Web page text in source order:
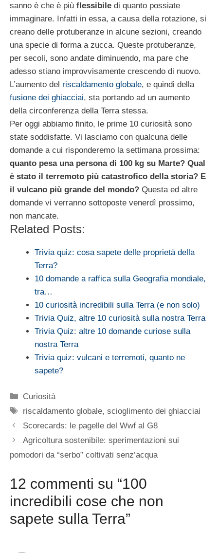
sanno è che è più flessibile di quanto possiate
immaginare. Infatti in essa, a causa della rotazione, si
creano delle protuberanze in alcune sezioni, creando
una specie di forma a zucca. Queste protuberanze,
per secoli, sono andate diminuendo, ma pare che
adesso stiano improvvisamente crescendo di nuovo.
L’aumento del riscaldamento globale, e quindi della
fusione dei ghiacciai, sta portando ad un aumento
della circonferenza della Terra stessa.
Per oggi abbiamo finito, le prime 10 curiosità sono
state soddisfatte. Vi lasciamo con qualcuna delle
domande a cui risponderemo la settimana prossima:
quanto pesa una persona di 100 kg su Marte? Qual
è stato il terremoto più catastrofico della storia? E
il vulcano più grande del mondo? Questa ed altre
domande vi verranno sottoposte venerdì prossimo,
non mancate.
Related Posts:
Trivia quiz: cosa sapete delle proprietà della
Terra?
10 domande a raffica sulla Geografia mondiale,
tra…
10 curiosità incredibili sulla Terra (e non solo)
Trivia Quiz, altre 10 curiosità sulla nostra Terra
Trivia Quiz: altre 10 domande curiose sulla
nostra Terra
Trivia quiz: vulcani e terremoti, quanto ne
sapete?
Categorie
Curiosità
Tag
riscaldamento globale,scioglimento dei ghiacciai
Scorecards: le pagelle del Wwf al G8
Agricoltura sostenibile: sperimentazioni sui
pomodori da “serbo” coltivati senz’acqua
12 commenti su “100
incredibili cose che non
sapete sulla Terra”